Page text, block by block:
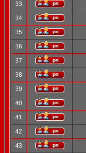
33
34
35
36
37
38
39
40
41
42
43